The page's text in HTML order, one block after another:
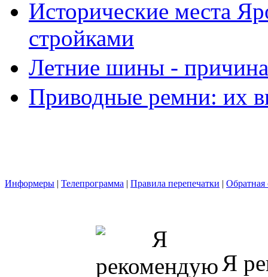
Исторические места
стройками
Летние шины -
Приводные ремни: их
Информеры | Телепрограмма | Правила перепечатки | Обратная
Я